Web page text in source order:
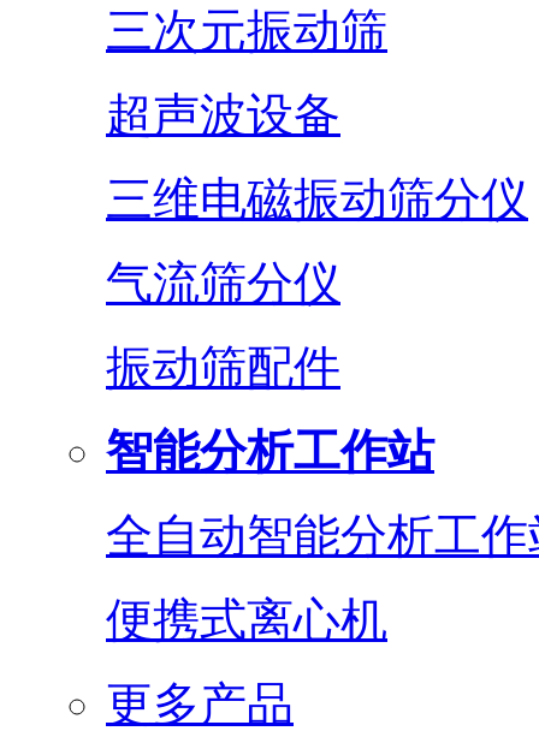
三次元振动筛
超声波设备
三维电磁振动筛分仪
气流筛分仪
振动筛配件
智能分析工作站
全自动智能分析工作
便携式离心机
更多产品